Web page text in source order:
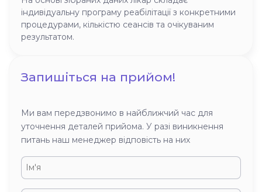
індивідуальну програму реабілітації з конкретними
процедурами, кількістю сеансів та очікуваним
результатом.
Запишіться на прийом!
Ми вам передзвонимо в найближчий час для
уточнення деталей прийома. У разі виникнення
питань наш менеджер відповість на них